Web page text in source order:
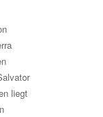
liegt